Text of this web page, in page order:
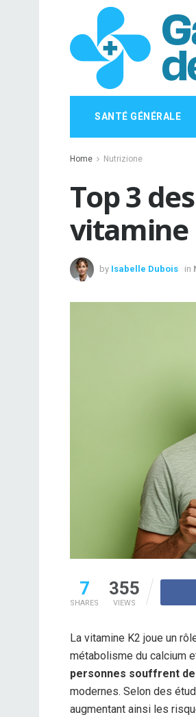
SANTÉ GÉNÉRALE
Home Nutrizione
Top 3
vitamine
by Isabelle Dubois in
7
SHARES
355
VIEWS
La vitamine K2 joue un
métabolisme du calcium
personnes souffrent
modernes. Selon des
augmentant ainsi les